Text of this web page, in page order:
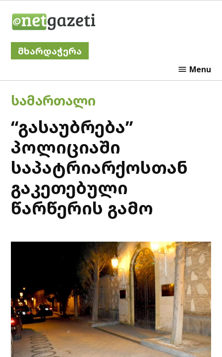
მხარდაჭერა
Menu
POSTED
ᲡᲐᲛᲐᲠᲗᲐᲚᲘ
“გასაუბრება”
პოლიციაში
საპატრიარქოსთან
გაკეთებული
წარწერის გამო